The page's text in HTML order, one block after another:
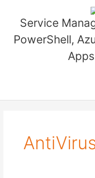
content
Service
PowerShell,